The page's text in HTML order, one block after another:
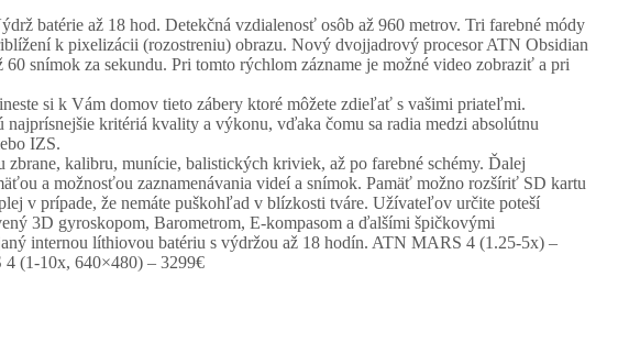
batérie až 18 hod. Detekčná vzdialenosť osôb až 960 metrov. Tri farebné módy
k pixelizácii (rozostreniu) obrazu. Nový dvojjadrový procesor ATN Obsidian
snímok za sekundu. Pri tomto rýchlom zázname je možné video zobraziť a pri
si k Vám domov tieto zábery ktoré môžete zdieľať s vašimi priateľmi.
kritériá kvality a výkonu, vďaka čomu sa radia medzi absolútnu
IZS.
kalibru, munície, balistických kriviek, až po farebné schémy. Ďalej
a možnosťou zaznamenávania videí a snímok. Pamäť možno rozšíriť SD kartu
v prípade, že nemáte puškohľad v blízkosti tváre. Užívateľov určite poteší
3D gyroskopom, Barometrom, E-kompasom a ďalšími špičkovými
internou líthiovou batériu s výdržou až 18 hodín. ATN MARS 4 (1.25-5x) –
(1-10x, 640×480) – 3299€